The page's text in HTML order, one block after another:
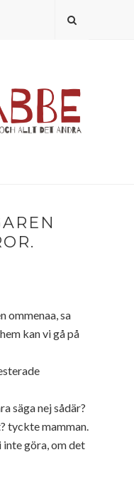
ommenaa, sa
kan vi gå på
säga nej sådär?
tyckte mamman.
inte göra, om det